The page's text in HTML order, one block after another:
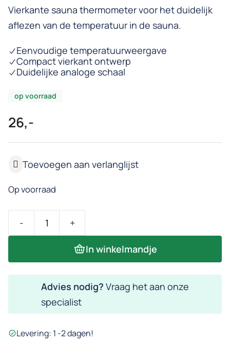
Vierkante sauna thermometer voor het duidelijk
aflezen van de temperatuur in de sauna.
Eenvoudige temperatuurweergave
Compact vierkant ontwerp
Duidelijke analoge schaal
op voorraad
26,-
Op voorraad
thermometer
|
Vierkant
aantal
In winkelmandje
Advies nodig? Vraag het aan onze
specialist
Levering: 1 -2 dagen!